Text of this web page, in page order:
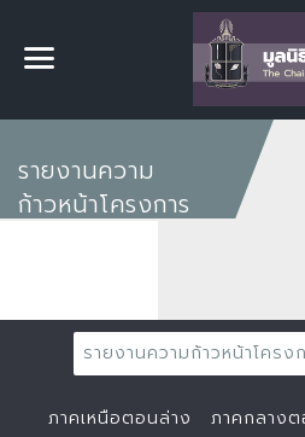
รายงานความ
ก้าวหน้าโครงการ
รายงานความก้าวหน้าโครง
ภาคเหนือตอนล่าง ภาคกลาง